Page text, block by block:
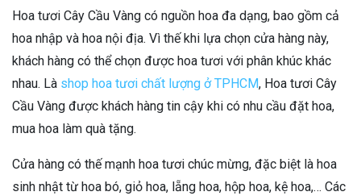
Hoa tươi Cây Cầu Vàng có nguồn hoa đa dạng, bao gồm cả
hoa nhập và hoa nội địa. Vì thế khi lựa chọn cửa hàng này,
khách hàng có thể chọn được hoa tươi với phân khúc khác
nhau. Là shop hoa tươi chất lượng ở TPHCM, Hoa tươi Cây
Cầu Vàng được khách hàng tin cậy khi có nhu cầu đặt hoa,
mua hoa làm quà tặng.
Cửa hàng có thế mạnh hoa tươi chúc mừng, đặc biệt là hoa
sinh nhật từ hoa bó, giỏ hoa, lẵng hoa, hộp hoa, kệ hoa,… Các